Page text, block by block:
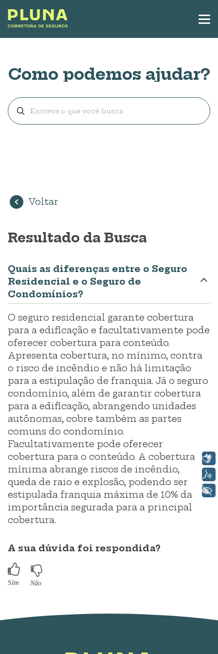
Como podemos ajudar?
Voltar
Resultado da Busca
Quais as diferenças entre o Seguro
Residencial e o Seguro de
Condomínios?
O seguro residencial garante cobertura
para a edificação e facultativamente pode
oferecer cobertura para conteúdo.
Apresenta cobertura, no mínimo, contra
o risco de incêndio e não há limitação
para a estipulação de franquia. Já o seguro
condomínio, além de garantir cobertura
para a edificação, abrangendo unidades
autônomas, cobre também as partes
comuns do condomínio.
Facultativamente pode oferecer
cobertura para o conteúdo. A cobertura
mínima abrange riscos de incêndio,
queda de raio e explosão, podendo ser
estipulada franquia máxima de 10% da
importância segurada para a principal
cobertura.
A sua dúvida foi respondida?
Libras
Voz
+ Acessibilidade